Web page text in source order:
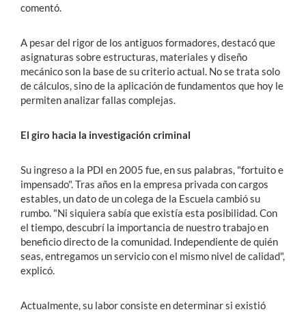
comentó.
A pesar del rigor de los antiguos formadores, destacó que
asignaturas sobre estructuras, materiales y diseño
mecánico son la base de su criterio actual. No se trata solo
de cálculos, sino de la aplicación de fundamentos que hoy le
permiten analizar fallas complejas.
El giro hacia la investigación criminal
Su ingreso a la PDI en 2005 fue, en sus palabras, "fortuito e
impensado". Tras años en la empresa privada con cargos
estables, un dato de un colega de la Escuela cambió su
rumbo. "Ni siquiera sabía que existía esta posibilidad. Con
el tiempo, descubrí la importancia de nuestro trabajo en
beneficio directo de la comunidad. Independiente de quién
seas, entregamos un servicio con el mismo nivel de calidad",
explicó.
Actualmente, su labor consiste en determinar si existió